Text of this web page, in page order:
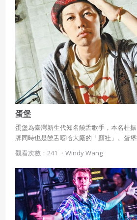
蛋堡
蛋堡為臺灣新生代知名饒舌歌手，本名杜
牌同時也是饒舌嘻哈大廠的「顏社」。蛋
配輕盈的爵士節奏，將嘻哈譜成詩歌，獨樹
也使他獲得「嘻哈饒舌詩人」的稱號。
觀看次數：241 ・ Windy Wang